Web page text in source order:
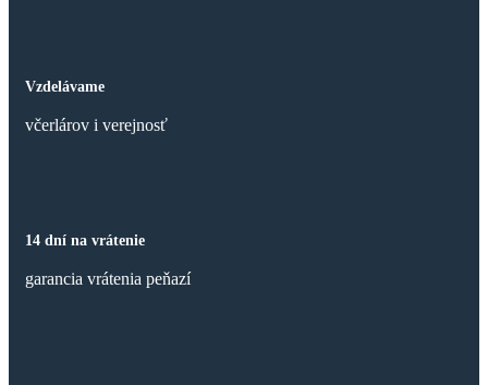
Vzdelávame
včerlárov i verejnosť
14 dní na vrátenie
garancia vrátenia peňazí